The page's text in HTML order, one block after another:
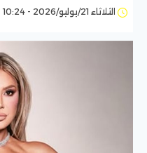
الثلاثاء 21/يوليو/2026 - 10:24 م